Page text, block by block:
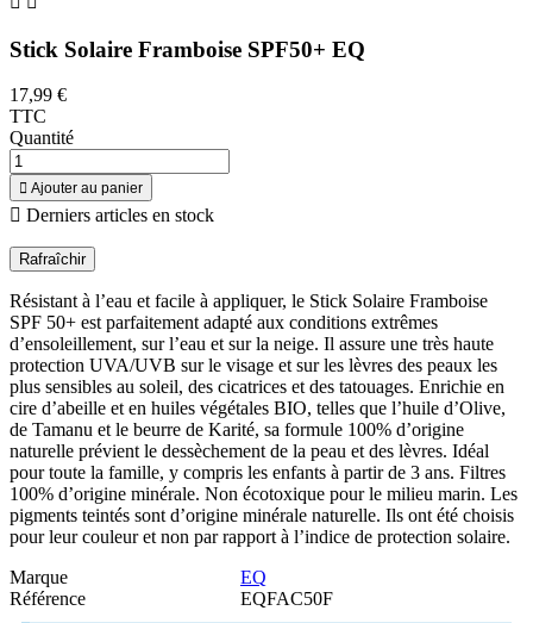
Stick Solaire Framboise SPF50+ EQ
17,99 €
TTC
Quantité
 Ajouter au panier
 Derniers articles en stock
Résistant à l’eau et facile à appliquer, le Stick Solaire Framboise
SPF 50+ est parfaitement adapté aux conditions extrêmes
d’ensoleillement, sur l’eau et sur la neige. Il assure une très haute
protection UVA/UVB sur le visage et sur les lèvres des peaux les
plus sensibles au soleil, des cicatrices et des tatouages. Enrichie en
cire d’abeille et en huiles végétales BIO, telles que l’huile d’Olive,
de Tamanu et le beurre de Karité, sa formule 100% d’origine
naturelle prévient le dessèchement de la peau et des lèvres. Idéal
pour toute la famille, y compris les enfants à partir de 3 ans. Filtres
100% d’origine minérale. Non écotoxique pour le milieu marin. Les
pigments teintés sont d’origine minérale naturelle. Ils ont été choisis
pour leur couleur et non par rapport à l’indice de protection solaire.
Marque
EQ
Référence
EQFAC50F